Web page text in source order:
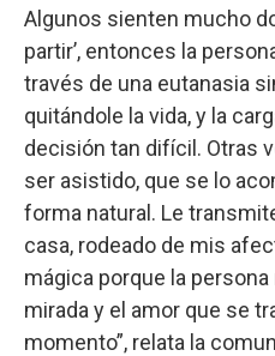
Algunos sienten mucho
partir’, entonces la
través de una eutanasia
quitándole la vida, y la
decisión tan difícil. Otras
ser asistido, que se lo
forma natural. Le
casa, rodeado de mis
mágica porque la
mirada y el amor que se
momento”, relata la